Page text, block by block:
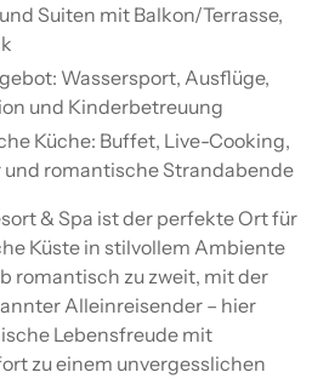
Suiten mit Balkon/Terrasse,
Wassersport, Ausflüge,
und Kinderbetreuung
Küche: Buffet, Live-Cooking,
romantische Strandabende
& Spa ist der perfekte Ort für
Küste in stilvollem Ambiente
romantisch zu zweit, mit der
Alleinreisender – hier
Lebensfreude mit
zu einem unvergesslichen